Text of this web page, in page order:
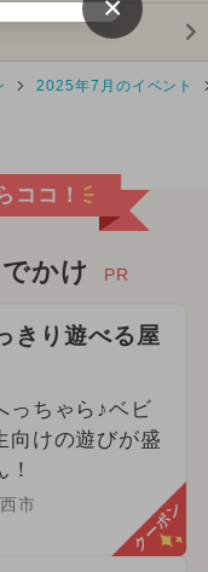
クリスマス
2025年7月のイベント
ココ！
かけ PR
きり遊べる屋
っちゃら♪ベビ
向けの遊びが盛
市 クーポン